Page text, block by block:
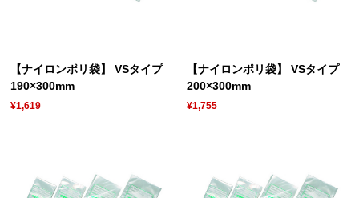
【ナイロンポリ袋】 VSタイプ
190×300mm
¥1,619
【ナイロンポリ袋】 VSタイプ
200×300mm
¥1,755